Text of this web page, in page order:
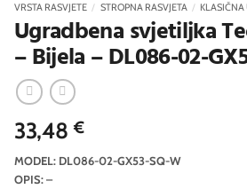
VRSTA RASVJETE / STROPNA RASVJETA / KLASIČNA
Ugradbena svjetiljka
– Bijela – DL086-02-
33,48 €
MODEL: DL086-02-GX53-SQ-W
OPIS: –